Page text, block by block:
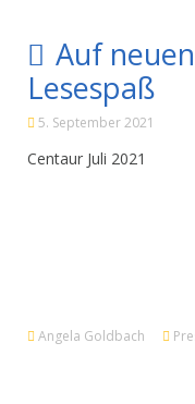
Auf
Lesespaß
5. September 2021
Centaur Juli 2021
Angela Goldbach